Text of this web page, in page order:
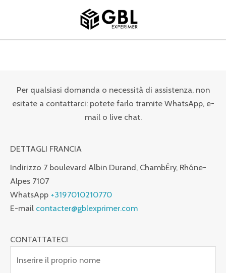
MENU
PRINCIPALE
Per qualsiasi domanda o necessità di assistenza, non
esitate a contattarci: potete farlo tramite WhatsApp, e-
mail o live chat.
DETTAGLI FRANCIA
Indirizzo 7 boulevard Albin Durand, ChambÉry, Rhône-
Alpes 7107
WhatsApp +3197010210770
E-mail contacter@gblexprimer.com
CONTATTATECI